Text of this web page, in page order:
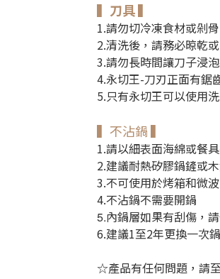
▍刀具 ▍
1.請勿切冷凍食材或剁
2.清洗後，請務必晾乾
3.請勿長時間讓刀子浸
4.永切王-刀刃正面有鋸
5.只有永切王可以使用
▍不沾鍋 ▍
1.請以細表面海綿或餐
2.建議耐熱矽膠鍋鏟或
3.不可使用於烤箱和微波
4.不沾鍋不需要開鍋
5.內鍋層如果有刮傷，
6.建議1至2年更換一次
☆產品有任何問題，請